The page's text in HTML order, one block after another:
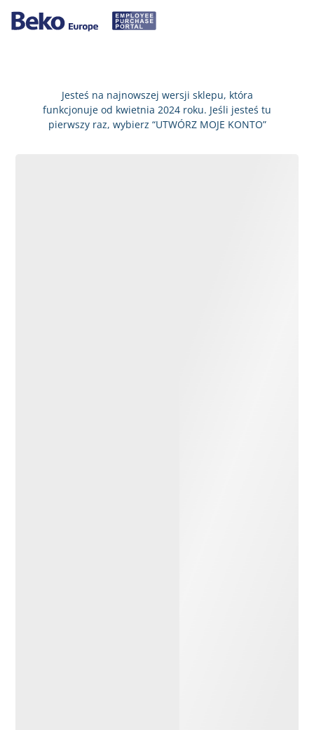
Jesteś na najnowszej wersji sklepu, która
funkcjonuje od kwietnia 2024 roku. Jeśli jesteś tu
pierwszy raz, wybierz “UTWÓRZ MOJE KONTO”